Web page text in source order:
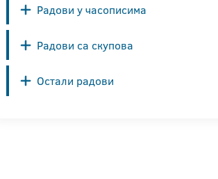
Радови у часописима
Радови са скупова
Остали радови